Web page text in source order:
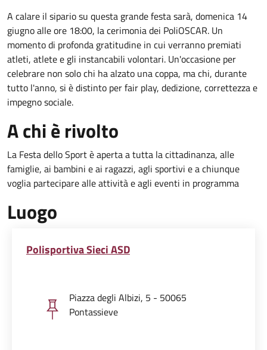
A calare il sipario su questa grande festa sarà, domenica 14
giugno alle ore 18:00, la cerimonia dei PoliOSCAR. Un
momento di profonda gratitudine in cui verranno premiati
atleti, atlete e gli instancabili volontari. Un'occasione per
celebrare non solo chi ha alzato una coppa, ma chi, durante
tutto l'anno, si è distinto per fair play, dedizione, correttezza e
impegno sociale.
A chi è rivolto
La Festa dello Sport è aperta a tutta la cittadinanza, alle
famiglie, ai bambini e ai ragazzi, agli sportivi e a chiunque
voglia partecipare alle attività e agli eventi in programma
Luogo
Polisportiva Sieci ASD
Piazza degli Albizi, 5 - 50065
Pontassieve